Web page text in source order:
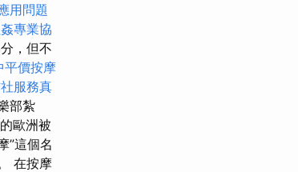
用問題
專業協
，但不
平價按摩
服務真
部紮
歐洲被
”這個名
在按摩